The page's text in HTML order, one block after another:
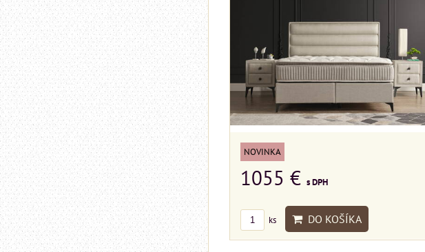
NOVINKA
1055 € s DPH
ks DO KOŠÍKA